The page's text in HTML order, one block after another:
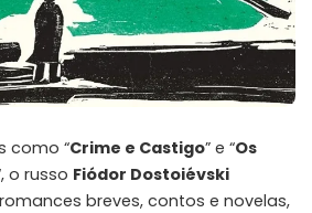
como “Crime e Castigo” e “Os
o russo Fiódor Dostoiévski
breves, contos e novelas,